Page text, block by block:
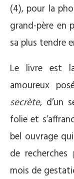
(4), pour la
grand-père en
sa plus tendre
Le livre est
amoureux
secrète, d’un
folie et
bel ouvrage
de
mois de